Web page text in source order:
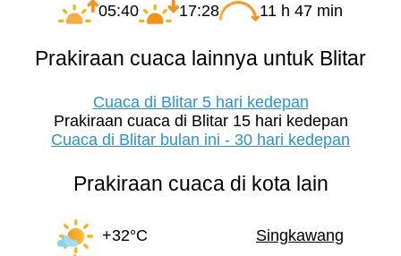
05:40 17:28 11 h 47 min
Prakiraan cuaca lainnya untuk Blitar
Cuaca di Blitar 5 hari kedepan
Prakiraan cuaca di Blitar 15 hari kedepan
Cuaca di Blitar bulan ini - 30 hari kedepan
Prakiraan cuaca di kota lain
+32°C
Singkawang